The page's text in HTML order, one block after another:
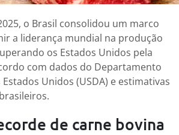
o Brasil consolidou um marco
a liderança mundial na produção
os Estados Unidos pela
com dados do Departamento
Unidos (USDA) e estimativas
de carne bovina